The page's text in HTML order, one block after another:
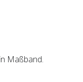
Maßband.